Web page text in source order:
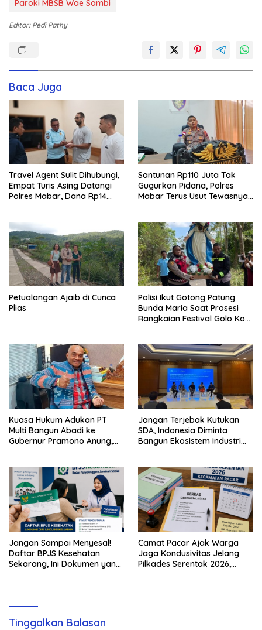
Paroki MBSB Wae Sambi
Editor: Pedi Pathy
Baca Juga
Travel Agent Sulit Dihubungi,
Empat Turis Asing Datangi
Polres Mabar, Dana Rp14
Santunan Rp110 Juta Tak
Gugurkan Pidana, Polres
Mabar Terus Usut Tewasnya
Petualangan Ajaib di Cunca
Plias
Polisi Ikut Gotong Patung
Bunda Maria Saat Prosesi
Rangkaian Festival Golo Koe
Kuasa Hukum Adukan PT
Multi Bangun Abadi ke
Gubernur Pramono Anung,
Jangan Terjebak Kutukan
SDA, Indonesia Diminta
Bangun Ekosistem Industri
Jangan Sampai Menyesal!
Daftar BPJS Kesehatan
Sekarang, Ini Dokumen yang
Camat Pacar Ajak Warga
Jaga Kondusivitas Jelang
Pilkades Serentak 2026,
Tinggalkan Balasan